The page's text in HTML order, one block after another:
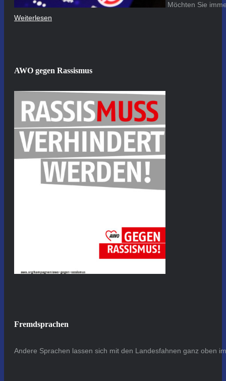
Möchten Sie
Weiterlesen
AWO gegen Rassismus
Fremdsprachen
Andere Sprachen lassen sich mit den Landesfahnen ganz oben